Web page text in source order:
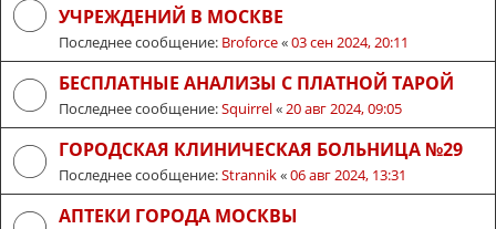
УЧРЕЖДЕНИЙ В МОСКВЕ
Последнее сообщение: Broforce«03 сен 2024, 20:11
БЕСПЛАТНЫЕ АНАЛИЗЫ С ПЛАТНОЙ ТАРОЙ
Последнее сообщение:Squirrel« 20 авг 2024, 09:05
ГОРОДСКАЯ КЛИНИЧЕСКАЯ БОЛЬНИЦА №29
Последнее сообщение:Strannik«06 авг 2024, 13:31
АПТЕКИ ГОРОДА МОСКВЫ